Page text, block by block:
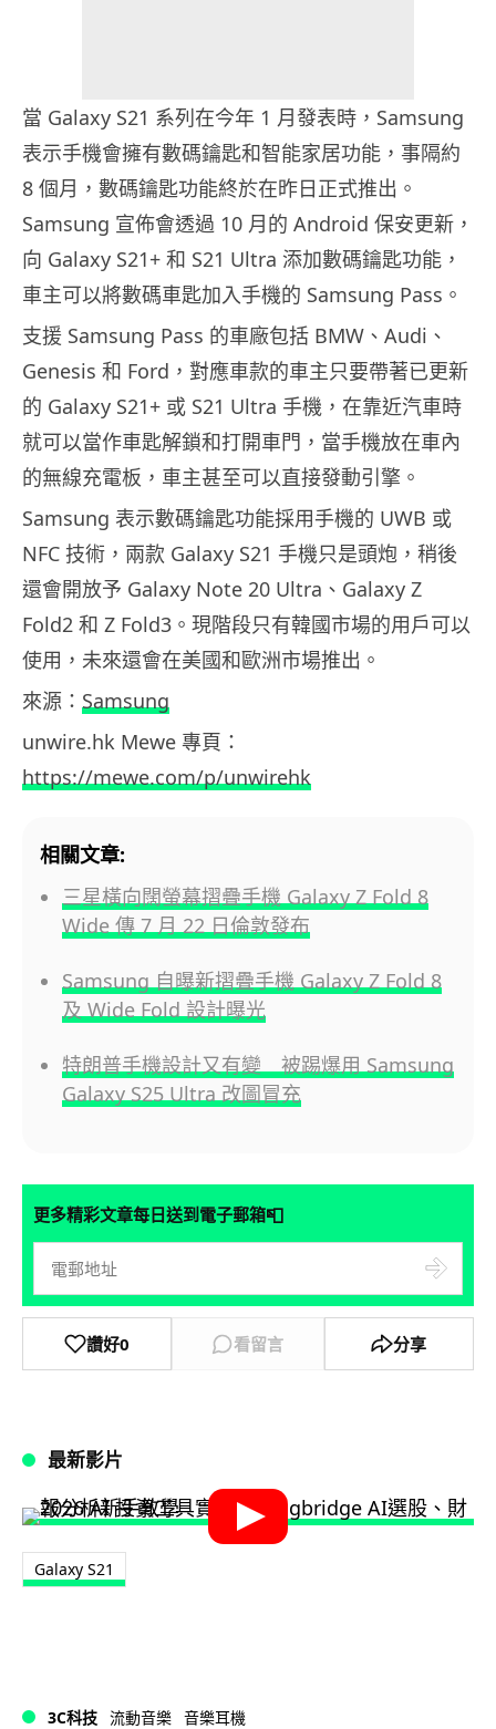
當 Galaxy S21 系列在今年 1 月發表時，Samsung
表示手機會擁有數碼鑰匙和智能家居功能，事隔約
8 個月，數碼鑰匙功能終於在昨日正式推出。
Samsung 宣佈會透過 10 月的 Android 保安更新，
向 Galaxy S21+ 和 S21 Ultra 添加數碼鑰匙功能，
車主可以將數碼車匙加入手機的 Samsung Pass。
支援 Samsung Pass 的車廠包括 BMW、Audi、
Genesis 和 Ford，對應車款的車主只要帶著已更新
的 Galaxy S21+ 或 S21 Ultra 手機，在靠近汽車時
就可以當作車匙解鎖和打開車門，當手機放在車內
的無線充電板，車主甚至可以直接發動引擎。
Samsung 表示數碼鑰匙功能採用手機的 UWB 或
NFC 技術，兩款 Galaxy S21 手機只是頭炮，稍後
還會開放予 Galaxy Note 20 Ultra、Galaxy Z
Fold2 和 Z Fold3。現階段只有韓國市場的用戶可以
使用，未來還會在美國和歐洲市場推出。
來源： Samsung
unwire.hk Mewe 專頁：
https://mewe.com/p/unwirehk
相關文章:
三星橫向闊螢幕摺疊手機 Galaxy Z Fold 8
Wide 傳 7 月 22 日倫敦發布
Samsung 自曝新摺疊手機 Galaxy Z Fold 8
及 Wide Fold 設計曝光
特朗普手機設計又有變 被踢爆用 Samsung
Galaxy S25 Ultra 改圖冒充
更多精彩文章每日送到電子郵箱📮
讚好0 看留言 分享
最新影片
Galaxy S21
3C科技 流動音樂 音樂耳機